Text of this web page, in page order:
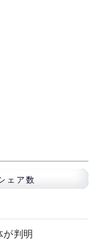
ェア数
が判明